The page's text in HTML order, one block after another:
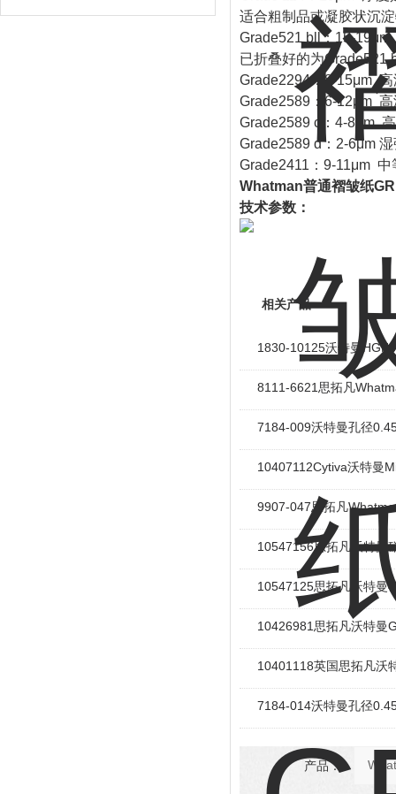
设备
适合粗制品或凝胶状沉
Grade521 bll：15-
已折叠好的为Grade521
Grade2294：8-15μm
Grade2589：6-12μm
Grade2589 c：4-8μm
Grade2589 d：2-6μm
Grade2411：9-11μm
Whatman普通褶皱纸
技术参数：
相关产品
1830-10125沃特曼
8111-6621思拓凡
7184-009沃特曼孔径
10407112Cytiva沃特曼
9907-047思拓凡
10547156思拓凡沃特曼
10547125思拓凡沃特曼
10426981思拓凡沃特曼
10401118英国思拓凡沃
7184-014沃特曼孔径
产品：